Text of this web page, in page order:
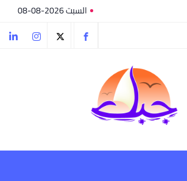
السبت 2026-08-08